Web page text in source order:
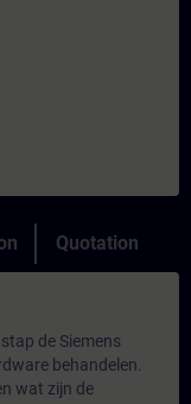
Quotation
de Siemens
behandelen.
wat zijn de